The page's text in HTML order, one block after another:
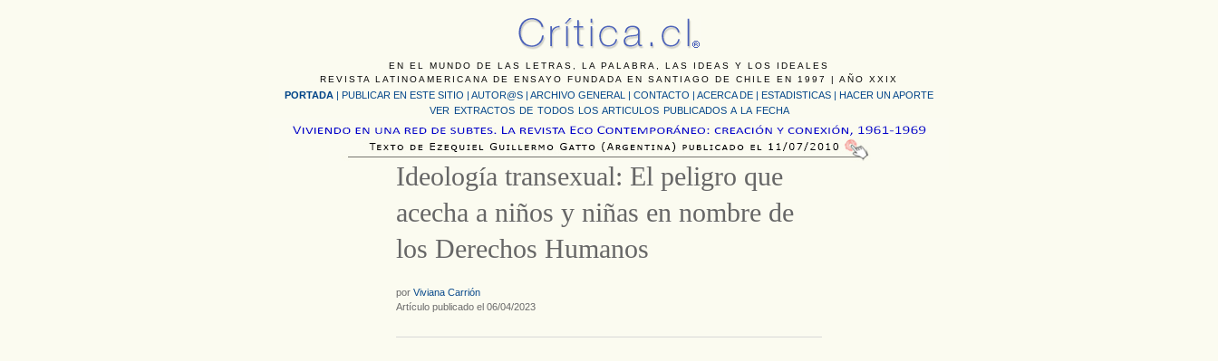
EN EL MUNDO DE LAS LETRAS, LA PALABRA, LAS IDEAS Y LOS IDEALES
REVISTA LATINOAMERICANA DE ENSAYO FUNDADA EN SANTIAGO DE CHILE EN 1997 | AÑO XXIX
PORTADA | PUBLICAR EN ESTE SITIO | AUTOR@S | ARCHIVO GENERAL | CONTACTO | ACERCA DE | ESTADISTICAS | HACER UN APORTE
VER EXTRACTOS DE TODOS LOS ARTICULOS PUBLICADOS A LA FECHA
Ideología transexual: El peligro que
acecha a niños y niñas en nombre de
los Derechos Humanos
por Viviana Carrión
Artículo publicado el 06/04/2023